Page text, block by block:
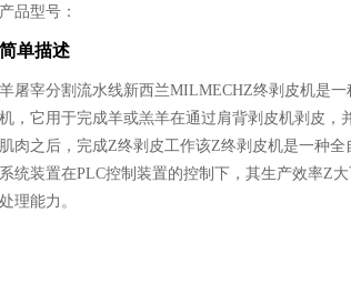
产品型号：
简单描述
羊屠宰分割流水线新西兰MILMECHZ终剥皮机是一
机，它用于完成羊或羔羊在通过肩背剥皮机剥皮，
肌肉之后，完成Z终剥皮工作该Z终剥皮机是一种全
系统装置在PLC控制装置的控制下，其生产效率Z
处理能力。